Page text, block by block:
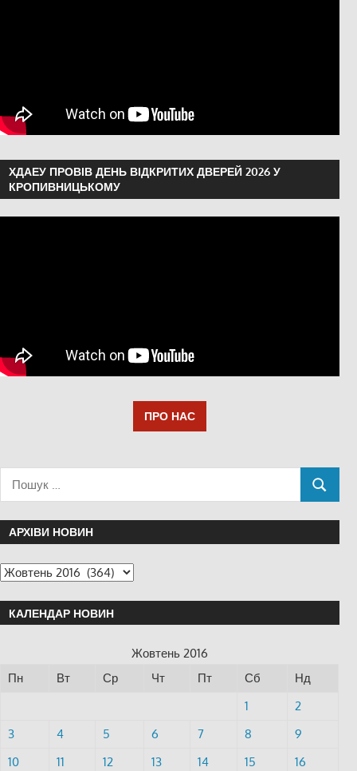
ХДАЕУ ПРОВІВ ДЕНЬ ВІДКРИТИХ ДВЕРЕЙ 2026 У
КРОПИВНИЦЬКОМУ
ПРО НАС
АРХІВИ НОВИН
КАЛЕНДАР НОВИН
Жовтень 2016
Пн
Вт Ср Чт Пт Сб
Нд
1
2
3
4 5 6 7 8
9
10
11 12 13 14 15
16